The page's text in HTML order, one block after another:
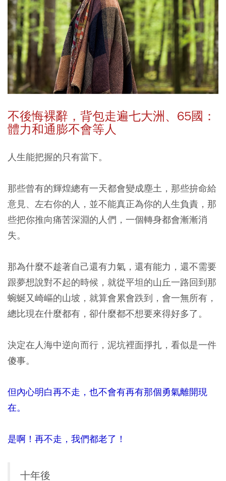
不後悔裸辭，背包走遍七大洲、65國：
體力和通膨不會等人
人生能把握的只有當下。
那些曾有的輝煌總有一天都會變成塵土，那些拚命給
意見、左右你的人，並不能真正為你的人生負責，那
些把你推向痛苦深淵的人們，一個轉身都會漸漸消
失。
那為什麼不趁著自己還有力氣，還有能力，還不需要
跟夢想說對不起的時候，就從平坦的山丘一路回到那
蜿蜒又崎嶇的山坡，就算會累會跌到，會一無所有，
總比現在什麼都有，卻什麼都不想要來得好多了。
決定在人海中逆向而行，泥坑裡面掙扎，看似是一件
傻事。
但內心明白再不走，也不會有再有那個勇氣離開現
在。
是啊！再不走，我們都老了！
十年後